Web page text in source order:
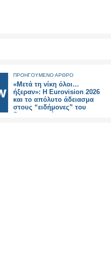
ΠΡΟΗΓΟΥΜΕΝΟ ΑΡΘΡΟ
«Μετά τη νίκη όλοι…
ήξεραν»: Η Eurovision 2026
και το απόλυτο άδειασμα
στους “ειδήμονες” του
διαγωνισμού